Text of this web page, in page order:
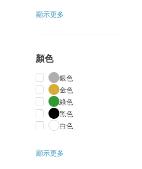
顯示更多
顏色
銀色
金色
綠色
黑色
白色
顯示更多